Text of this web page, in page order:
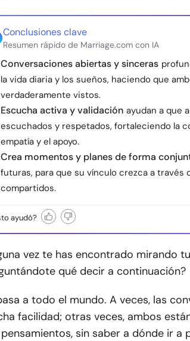
Conclusiones clave
Resumen rápido de Marriage.com con IA
Conversaciones abiertas y sinceras
la vida diaria y los sueños, haciendo que
verdaderamente vistos.
Escucha activa y validación ayudan a que
escuchados y respetados, fortaleciendo la
empatía y el apoyo.
Crea momentos y planes de forma
futuras, para que su vínculo crezca a través
compartidos.
ayudó?
vez te has encontrado mirando
qué decir a continuación?
a todo el mundo. A veces, las
facilidad; otras veces, ambos
sin saber a dónde ir a